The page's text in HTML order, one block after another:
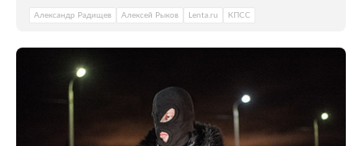
Александр Радищев Алексей Рыков Lenta.ru КПСС